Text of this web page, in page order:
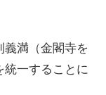
義満（金閣寺を
統一することに